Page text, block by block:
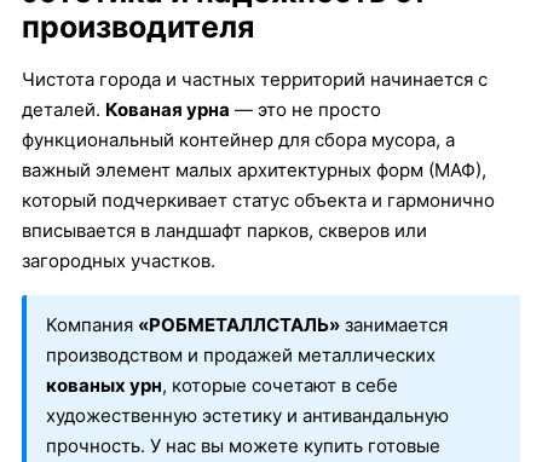
производителя
Чистота города и частных территорий начинается с
деталей. Кованая урна — это не просто
функциональный контейнер для сбора мусора, а
важный элемент малых архитектурных форм (МАФ),
который подчеркивает статус объекта и гармонично
вписывается в ландшафт парков, скверов или
загородных участков.
Компания «РОБМЕТАЛЛСТАЛЬ»занимается
производством и продажей металлических
кованых урн, которые сочетают в себе
художественную эстетику и антивандальную
прочность. У нас вы можете купить готовые